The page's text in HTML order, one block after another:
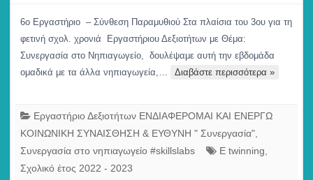
Εργαστήριο
–
Σύνθεση
Παραμυθιού
6ο Εργαστήριο – Σύνθεση Παραμυθιού Στα πλαίσια του 3ου για τη
φετινή σχολ. χρονιά Εργαστήριου Δεξιοτήτων με Θέμα:
Συνεργασία στο Νηπιαγωγείο, δουλέψαμε αυτή την εβδομάδα
ομαδικά με τα άλλα νηπιαγωγεία,…
Διαβάστε περισσότερα »
Εργαστήριο Δεξιοτήτων ΕΝΔΙΑΦΕΡΟΜΑΙ ΚΑΙ ΕΝΕΡΓΩ
ΚΟΙΝΩΝΙΚΗ ΣΥΝΑΙΣΘΗΣΗ & ΕΥΘΥΝΗ " Συνεργασία"
Συνεργασία στο νηπιαγωγείο #skillslabs
E twinning
Σχολικό έτος 2022 - 2023